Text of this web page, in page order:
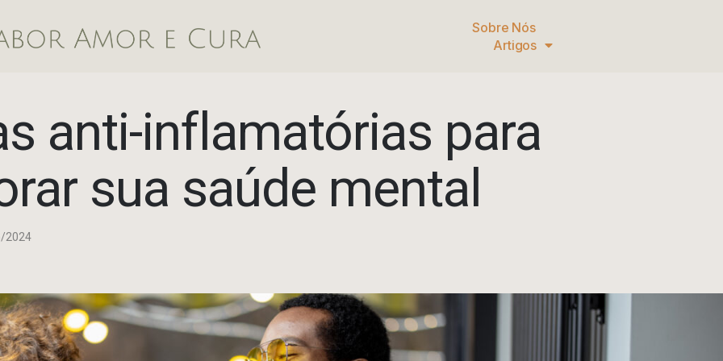
Sobre Nós
Artigos
anti-inflamatórias para
sua saúde mental
2024